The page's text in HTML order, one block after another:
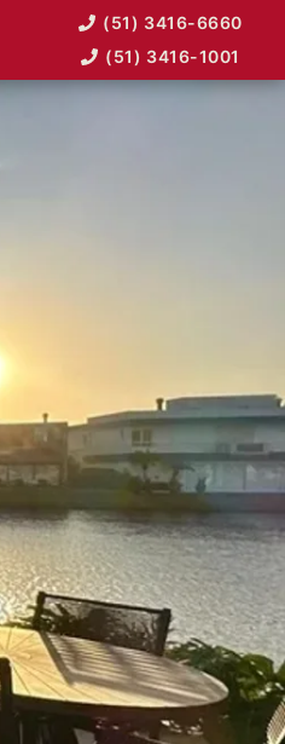
(51) 3416-6660
(51) 3416-1001